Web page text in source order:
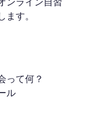
す。
って何？
ル